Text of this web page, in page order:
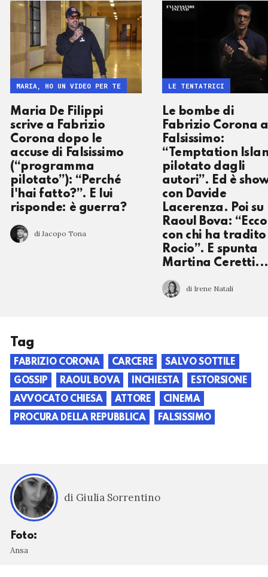
Maria De Filippi
scrive a Fabrizio
Corona dopo le
accuse di Falsissimo
(“programma
pilotato”): “Perché
l'hai fatto?”. E lui
risponde: è guerra?
di Jacopo Tona
MARIA, HO UN VIDEO PER TE
Le bombe di
Fabrizio Corona a
Falsissimo:
“Temptation
pilotato dagli
autori”. Ed è
con Davide
Lacerenza. Poi su
Raoul Bova: “Ecco
con chi ha tradito
Rocio”. E spunta
Martina Ceretti...
di Irene Natali
LE TENTATRICI
Tag
FABRIZIO CORONA CARCERE
SALVO SOTTILE
GOSSIP
RAOUL BOVA INCHIESTA
ESTORSIONE
AVVOCATO CHIESA
ATTORE
CINEMA
PROCURA DELLA REPUBBLICA
FALSISSIMO
di Giulia Sorrentino
Foto:
Ansa